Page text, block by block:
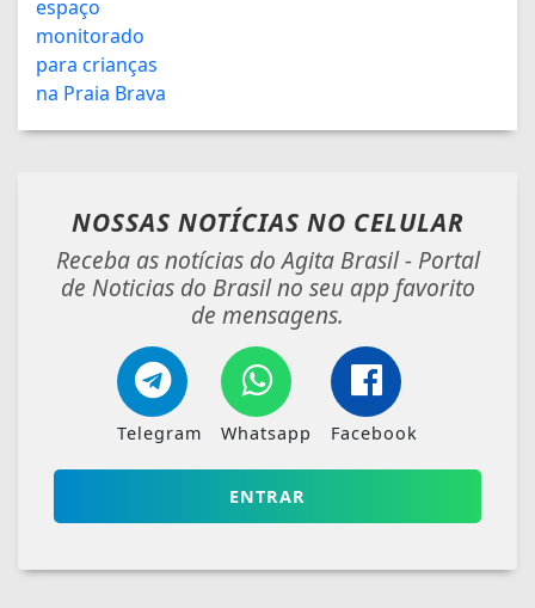
NOSSAS NOTÍCIAS NO CELULAR
Receba as notícias do Agita Brasil - Portal
de Noticias do Brasil no seu app favorito
de mensagens.
Telegram Whatsapp Facebook
ENTRAR